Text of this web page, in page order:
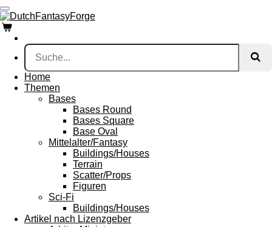
Zum
Hauptinhalt
springen
Home
Themen
Bases
Bases Round
Bases Square
Base Oval
Mittelalter/Fantasy
Buildings/Houses
Terrain
Scatter/Props
Figuren
Sci-Fi
Buildings/Houses
Artikel nach Lizenzgeber